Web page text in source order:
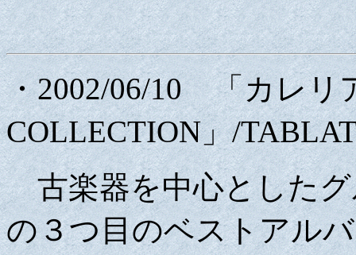
・2002/06/10 「カレリ
COLLECTION」/
古楽器を中心としたグ
の３つ目のベストアル